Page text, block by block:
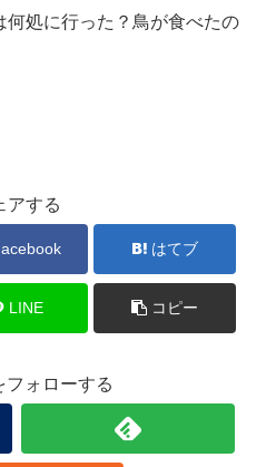
何処に行った？鳥が食べたの
アする
はてブ
LINE コピー
フォローする